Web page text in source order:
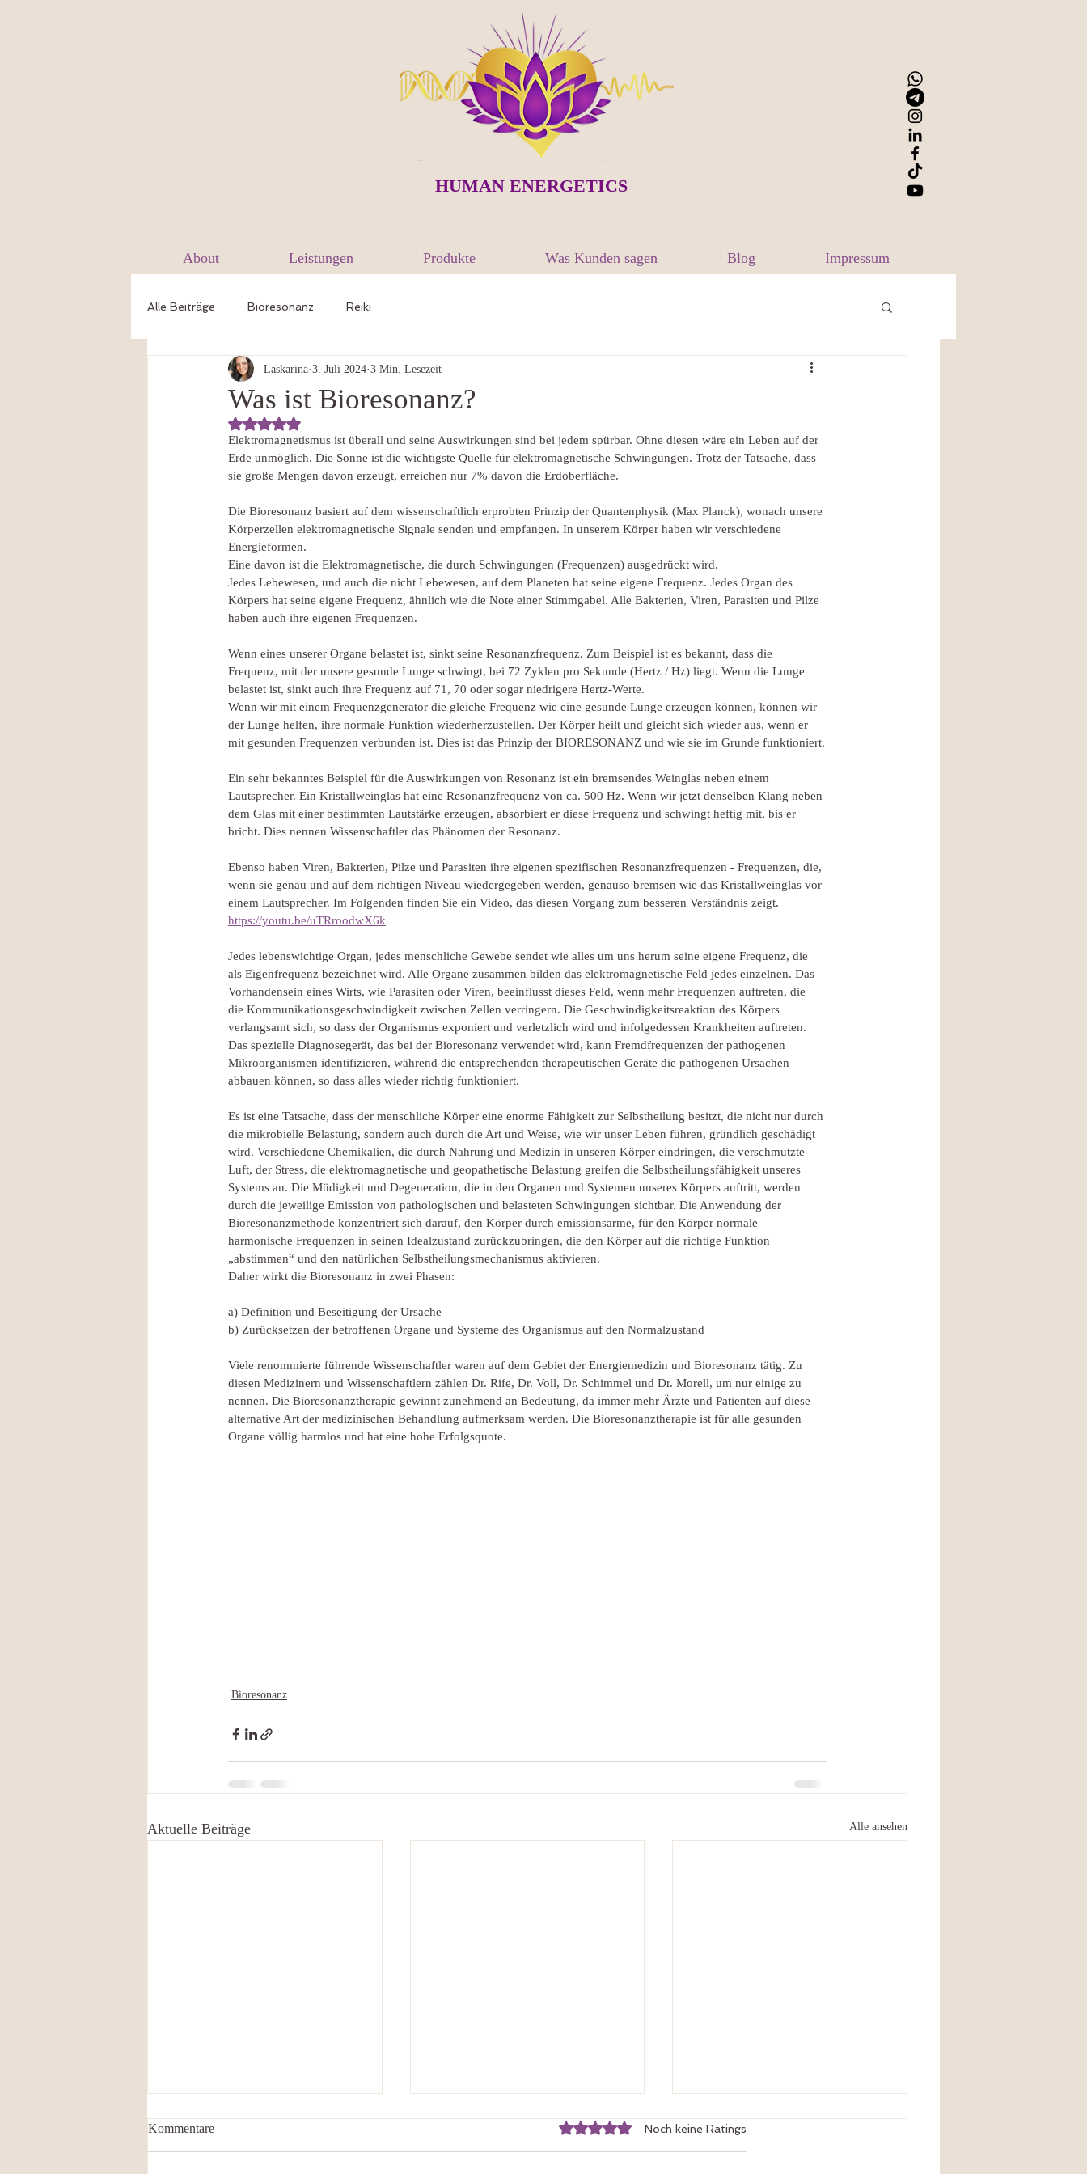
HUMAN ENERGETICS
About Leistungen Produkte Was Kunden sagen Blog Impressum
Alle Beiträge Bioresonanz Reiki
Was ist Bioresonanz?
Laskarina 3. Juli 2024 3 Min. Lesezeit
Mit NaN von 5 Sternen bewertet.
Elektromagnetismus ist überall und seine Auswirkungen sind bei jedem spürbar. Ohne diesen wäre ein Leben auf der
Erde unmöglich. Die Sonne ist die wichtigste Quelle für elektromagnetische Schwingungen. Trotz der Tatsache, dass
sie große Mengen davon erzeugt, erreichen nur 7% davon die Erdoberfläche.
Die Bioresonanz basiert auf dem wissenschaftlich erprobten Prinzip der Quantenphysik (Max Planck), wonach unsere
Körperzellen elektromagnetische Signale senden und empfangen. In unserem Körper haben wir verschiedene
Energieformen.
Eine davon ist die Elektromagnetische, die durch Schwingungen (Frequenzen) ausgedrückt wird.
Jedes Lebewesen, und auch die nicht Lebewesen, auf dem Planeten hat seine eigene Frequenz. Jedes Organ des
Körpers hat seine eigene Frequenz, ähnlich wie die Note einer Stimmgabel. Alle Bakterien, Viren, Parasiten und Pilze
haben auch ihre eigenen Frequenzen.
Wenn eines unserer Organe belastet ist, sinkt seine Resonanzfrequenz. Zum Beispiel ist es bekannt, dass die
Frequenz, mit der unsere gesunde Lunge schwingt, bei 72 Zyklen pro Sekunde (Hertz / Hz) liegt. Wenn die Lunge
belastet ist, sinkt auch ihre Frequenz auf 71, 70 oder sogar niedrigere Hertz-Werte.
Wenn wir mit einem Frequenzgenerator die gleiche Frequenz wie eine gesunde Lunge erzeugen können, können wir
der Lunge helfen, ihre normale Funktion wiederherzustellen. Der Körper heilt und gleicht sich wieder aus, wenn er
mit gesunden Frequenzen verbunden ist. Dies ist das Prinzip der BIORESONANZ und wie sie im Grunde funktioniert.
Ein sehr bekanntes Beispiel für die Auswirkungen von Resonanz ist ein bremsendes Weinglas neben einem
Lautsprecher. Ein Kristallweinglas hat eine Resonanzfrequenz von ca. 500 Hz. Wenn wir jetzt denselben Klang neben
dem Glas mit einer bestimmten Lautstärke erzeugen, absorbiert er diese Frequenz und schwingt heftig mit, bis er
bricht. Dies nennen Wissenschaftler das Phänomen der Resonanz.
Ebenso haben Viren, Bakterien, Pilze und Parasiten ihre eigenen spezifischen Resonanzfrequenzen - Frequenzen, die,
wenn sie genau und auf dem richtigen Niveau wiedergegeben werden, genauso bremsen wie das Kristallweinglas vor
einem Lautsprecher. Im Folgenden finden Sie ein Video, das diesen Vorgang zum besseren Verständnis zeigt.
https://youtu.be/uTRroodwX6k
Jedes lebenswichtige Organ, jedes menschliche Gewebe sendet wie alles um uns herum seine eigene Frequenz, die
als Eigenfrequenz bezeichnet wird. Alle Organe zusammen bilden das elektromagnetische Feld jedes einzelnen. Das
Vorhandensein eines Wirts, wie Parasiten oder Viren, beeinflusst dieses Feld, wenn mehr Frequenzen auftreten, die
die Kommunikationsgeschwindigkeit zwischen Zellen verringern. Die Geschwindigkeitsreaktion des Körpers
verlangsamt sich, so dass der Organismus exponiert und verletzlich wird und infolgedessen Krankheiten auftreten.
Das spezielle Diagnosegerät, das bei der Bioresonanz verwendet wird, kann Fremdfrequenzen der pathogenen
Mikroorganismen identifizieren, während die entsprechenden therapeutischen Geräte die pathogenen Ursachen
abbauen können, so dass alles wieder richtig funktioniert.
Es ist eine Tatsache, dass der menschliche Körper eine enorme Fähigkeit zur Selbstheilung besitzt, die nicht nur durch
die mikrobielle Belastung, sondern auch durch die Art und Weise, wie wir unser Leben führen, gründlich geschädigt
wird. Verschiedene Chemikalien, die durch Nahrung und Medizin in unseren Körper eindringen, die verschmutzte
Luft, der Stress, die elektromagnetische und geopathetische Belastung greifen die Selbstheilungsfähigkeit unseres
Systems an. Die Müdigkeit und Degeneration, die in den Organen und Systemen unseres Körpers auftritt, werden
durch die jeweilige Emission von pathologischen und belasteten Schwingungen sichtbar. Die Anwendung der
Bioresonanzmethode konzentriert sich darauf, den Körper durch emissionsarme, für den Körper normale
harmonische Frequenzen in seinen Idealzustand zurückzubringen, die den Körper auf die richtige Funktion
„abstimmen“ und den natürlichen Selbstheilungsmechanismus aktivieren.
Daher wirkt die Bioresonanz in zwei Phasen:
a) Definition und Beseitigung der Ursache
b) Zurücksetzen der betroffenen Organe und Systeme des Organismus auf den Normalzustand
Viele renommierte führende Wissenschaftler waren auf dem Gebiet der Energiemedizin und Bioresonanz tätig. Zu
diesen Medizinern und Wissenschaftlern zählen Dr. Rife, Dr. Voll, Dr. Schimmel und Dr. Morell, um nur einige zu
nennen. Die Bioresonanztherapie gewinnt zunehmend an Bedeutung, da immer mehr Ärzte und Patienten auf diese
alternative Art der medizinischen Behandlung aufmerksam werden. Die Bioresonanztherapie ist für alle gesunden
Organe völlig harmlos und hat eine hohe Erfolgsquote.
Bioresonanz
Aktuelle Beiträge Alle ansehen
Kommentare Mit 0 von 5 Sternen bewertet.
Noch keine Ratings